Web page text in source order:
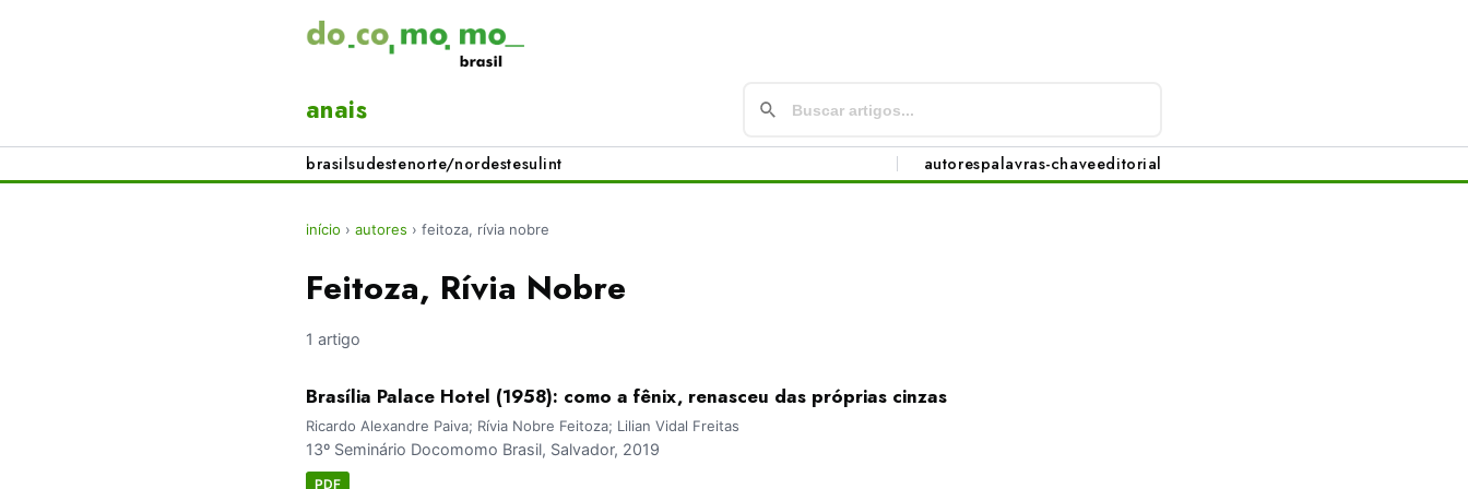
anais
brasilsudestenorte/nordestesulint autorespalavras-chaveeditorial
início › autores › feitoza, rívia nobre
Feitoza, Rívia Nobre
1 artigo
Brasília Palace Hotel (1958): como a fênix, renasceu das próprias cinzas
Ricardo Alexandre Paiva; Rívia Nobre Feitoza; Lilian Vidal Freitas
13º Seminário Docomomo Brasil, Salvador, 2019
PDF